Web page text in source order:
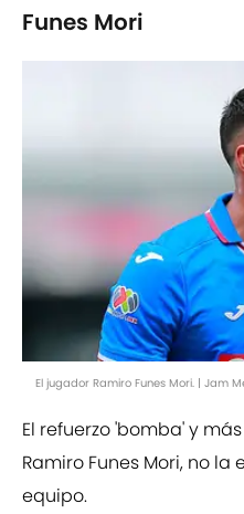
Funes Mori
El jugador Ramiro Funes Mori. | Jam
El refuerzo 'bomba' y
Ramiro Funes Mori, no
equipo.